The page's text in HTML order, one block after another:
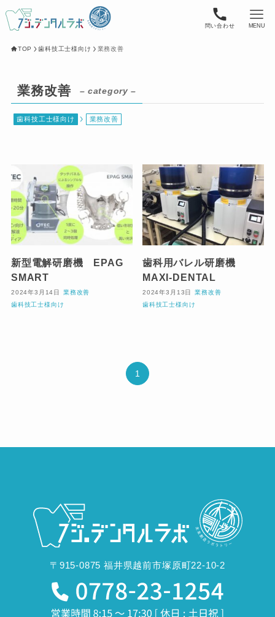
問い合わせ MENU
TOP 歯科技工士様向け 業務改善
業務改善 – category –
歯科技工士様向け 業務改善
新型電解研磨機 EPAG
SMART
2024年3月14日
業務改善
歯科技工士様向け
歯科用バレル研磨機
MAXI-DENTAL
2024年3月13日
業務改善
歯科技工士様向け
1
〒915-0875 福井県越前市塚原町22-10-2